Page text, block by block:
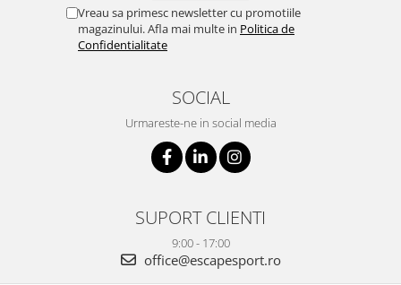
Vreau sa primesc newsletter cu promotiile
magazinului. Afla mai multe in Politica de
Confidentialitate
SOCIAL
Urmareste-ne in social media
SUPORT CLIENTI
9:00 - 17:00
office@escapesport.ro